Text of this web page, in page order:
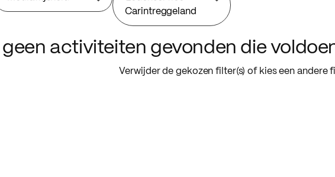
Carintreggeland
geen activiteiten gevonden die
Verwijder de gekozen filter(s) of kies een andere